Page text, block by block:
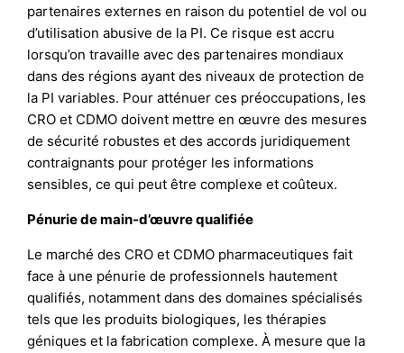
partenaires externes en raison du potentiel de vol ou
d’utilisation abusive de la PI. Ce risque est accru
lorsqu’on travaille avec des partenaires mondiaux
dans des régions ayant des niveaux de protection de
la PI variables. Pour atténuer ces préoccupations, les
CRO et CDMO doivent mettre en œuvre des mesures
de sécurité robustes et des accords juridiquement
contraignants pour protéger les informations
sensibles, ce qui peut être complexe et coûteux.
Pénurie de main-d’œuvre qualifiée
Le marché des CRO et CDMO pharmaceutiques fait
face à une pénurie de professionnels hautement
qualifiés, notamment dans des domaines spécialisés
tels que les produits biologiques, les thérapies
géniques et la fabrication complexe. À mesure que la